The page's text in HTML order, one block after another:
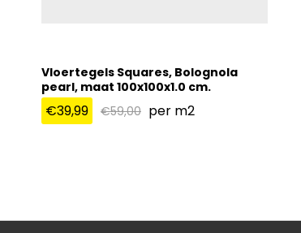
Vloertegels Squares, Bolognola
pearl, maat 100x100x1.0 cm.
€39,99 €59,00 per m2